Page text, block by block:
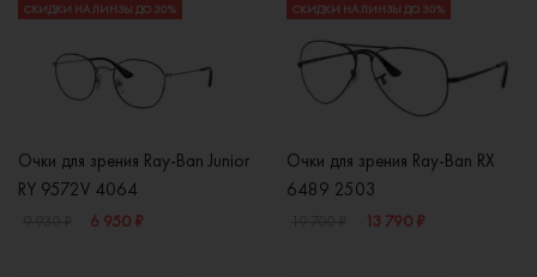
СКИДКИ НА ЛИНЗЫ ДО 30%
Очки для зрения Ray-Ban Junior
RY 9572V 4064
6 950 ₽
СКИДКИ НА ЛИНЗЫ ДО 30%
Очки для зрения Ray-Ban RX
6489 2503
13 790 ₽